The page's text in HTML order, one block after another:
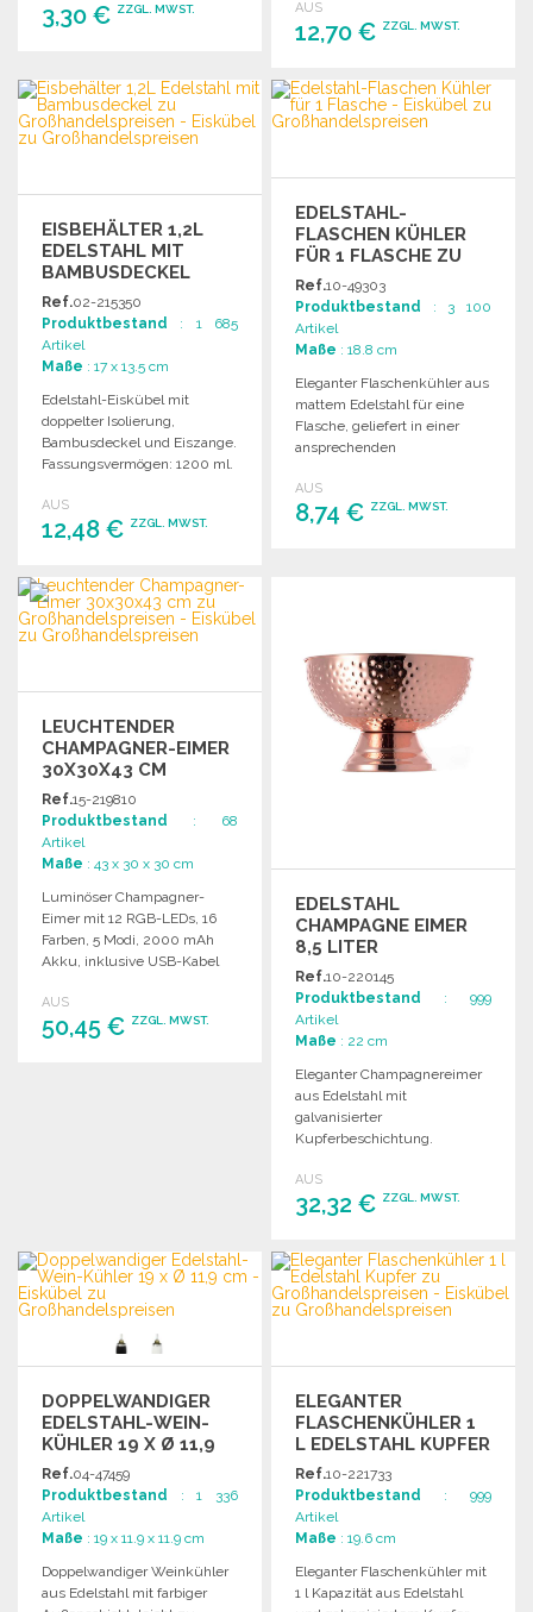
3,30 € ZZGL. MWST.
Angebot anfordern
Gastronomie und
Veranstaltungen.
AUS
12,70 € ZZGL. MWST.
BESTELLEN
Angebot anfordern
EISBEHÄLTER 1,2L
EDELSTAHL MIT
BAMBUSDECKEL
Ref.02-215350
Produktbestand : 1 685
Artikel
Maße : 17 x 13.5 cm
Edelstahl-Eiskübel mit
doppelter Isolierung,
Bambusdeckel und Eiszange.
Fassungsvermögen: 1200 ml.
besondere Anlässe.
AUS
12,48 € ZZGL. MWST.
BESTELLEN
Angebot anfordern
EDELSTAHL-
FLASCHEN KÜHLER
FÜR 1 FLASCHE ZU
GROSSHANDELSPREISEN
Ref.10-49303
Produktbestand : 3 100
Artikel
Maße : 18.8 cm
Eleganter Flaschenkühler aus
mattem Edelstahl für eine
Flasche, geliefert in einer
ansprechenden
AUS
8,74 € ZZGL. MWST.
LEUCHTENDER
CHAMPAGNER-EIMER
30X30X43 CM
Ref.15-219810
Produktbestand : 68
Artikel
Maße : 43 x 30 x 30 cm
Luminöser Champagner-
Eimer mit 12 RGB-LEDs, 16
Farben, 5 Modi, 2000 mAh
Akku, inklusive USB-Kabel
AUS
50,45 € ZZGL. MWST.
EDELSTAHL
CHAMPAGNE EIMER
8,5 LITER
KUPFERFINISH
Ref.10-220145
Produktbestand : 999
Artikel
Maße : 22 cm
Eleganter Champagnereimer
aus Edelstahl mit
galvanisierter
Kupferbeschichtung.
für stilvolle
Getränkepräsentation.
AUS
32,32 € ZZGL. MWST.
BESTELLEN
Angebot anfordern
DOPPELWANDIGER
EDELSTAHL-WEIN-
KÜHLER 19 X Ø 11,9
CM
Ref.04-47459
Produktbestand : 1 336
Artikel
Maße : 19 x 11.9 x 11.9 cm
Doppelwandiger Weinkühler
aus Edelstahl mit farbiger
ELEGANTER
FLASCHENKÜHLER 1
L EDELSTAHL KUPFER
Ref.10-221733
Produktbestand : 999
Artikel
Maße : 19.6 cm
Eleganter Flaschenkühler mit
1 l Kapazität aus Edelstahl